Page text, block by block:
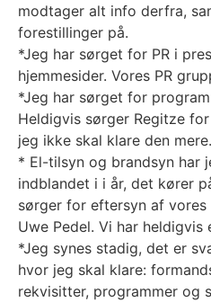
modtager alt info derfra,
forestillinger på.
*Jeg har sørget for PR i
hjemmesider. Vores PR
*Jeg har sørget for
Heldigvis sørger Regitze
jeg ikke skal klare den mere.
* El-tilsyn og brandsyn har
indblandet i i år, det kører
sørger for eftersyn af vores
Uwe Pedel. Vi har heldigvis
*Jeg synes stadig, det er
hvor jeg skal klare:
rekvisitter, programmer og